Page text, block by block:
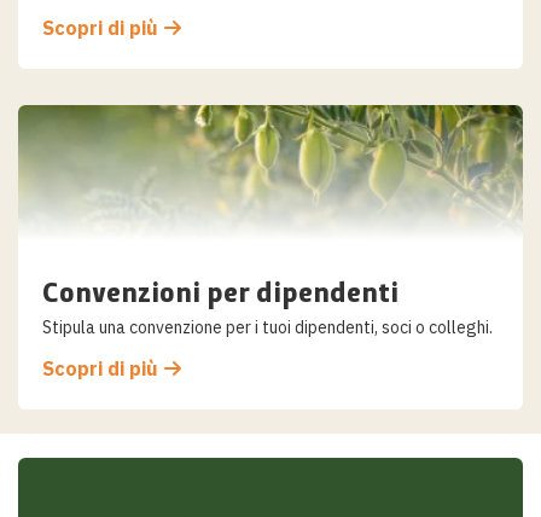
Scopri di più
Convenzioni per dipendenti
Stipula una convenzione per i tuoi dipendenti, soci o colleghi.
Scopri di più